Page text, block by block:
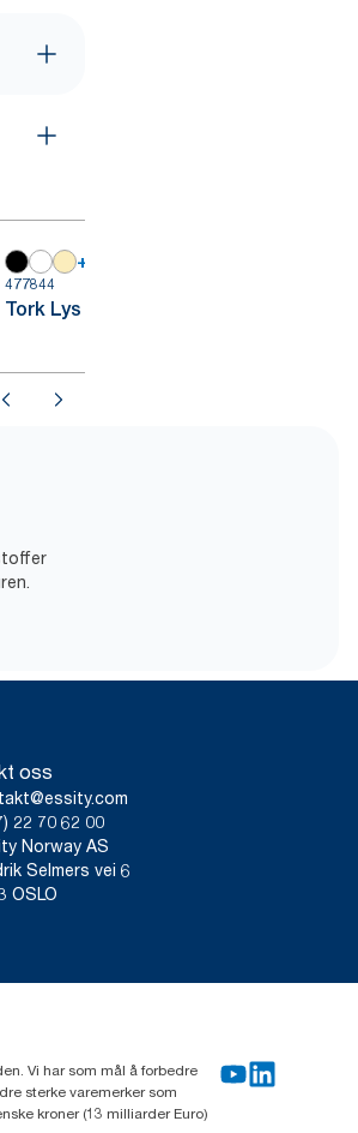
+
477844
Tork Lys blå Lunsjserviett
oss
22 70 62 00
Norway AS
Selmers vei 6
OSLO
Vi har som mål å forbedre
sterke varemerker som
kroner (13 milliarder Euro)